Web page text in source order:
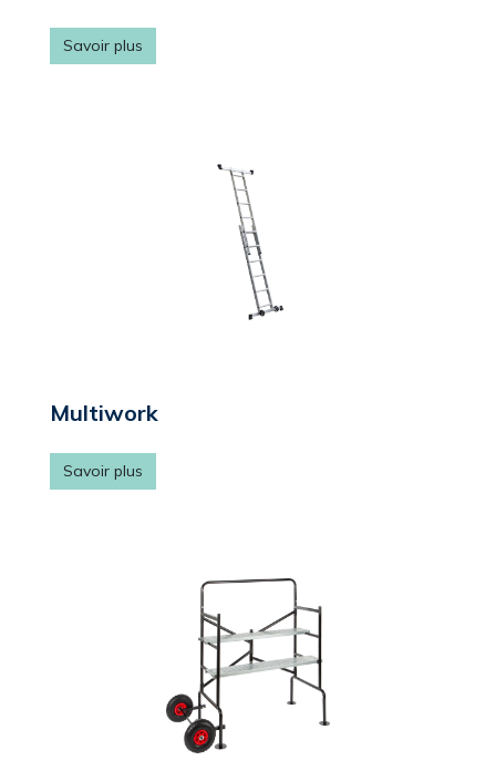
Savoir plus
Multiwork
Savoir plus